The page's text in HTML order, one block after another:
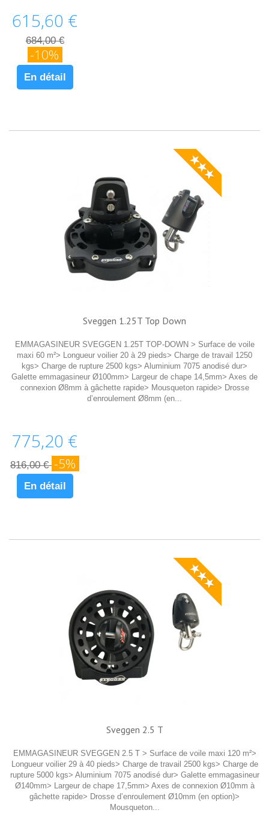
615,60 €
684,00 €
-10%
En détail
★★★
Sveggen 1.25T Top Down
EMMAGASINEUR SVEGGEN 1.25T TOP-DOWN > Surface de voile
maxi 60 m²> Longueur voilier 20 à 29 pieds> Charge de travail 1250
kgs> Charge de rupture 2500 kgs> Aluminium 7075 anodisé dur>
Galette emmagasineur Ø100mm> Largeur de chape 14,5mm> Axes de
connexion Ø8mm à gâchette rapide> Mousqueton rapide> Drosse
d’enroulement Ø8mm (en...
775,20 €
816,00 € -5%
En détail
★★★
Sveggen 2.5 T
EMMAGASINEUR SVEGGEN 2.5 T > Surface de voile maxi 120 m²>
Longueur voilier 29 à 40 pieds> Charge de travail 2500 kgs> Charge de
rupture 5000 kgs> Aluminium 7075 anodisé dur> Galette emmagasineur
Ø140mm> Largeur de chape 17,5mm> Axes de connexion Ø10mm à
gâchette rapide> Drosse d’enroulement Ø10mm (en option)>
Mousqueton...